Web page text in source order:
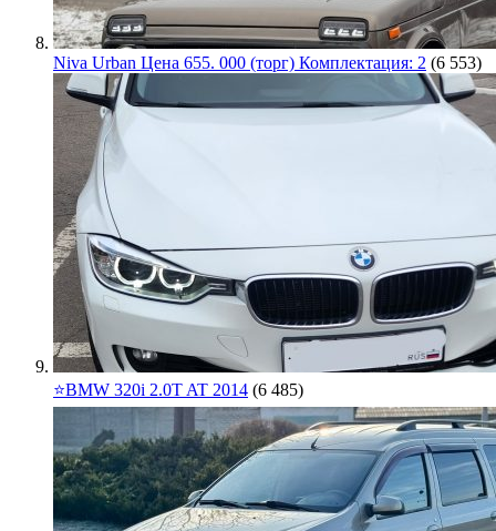
Niva Urban Цена 655. 000 (торг) Комплектация: 2 (6 553)
⭐️BMW 320i 2.0T AT 2014 (6 485)